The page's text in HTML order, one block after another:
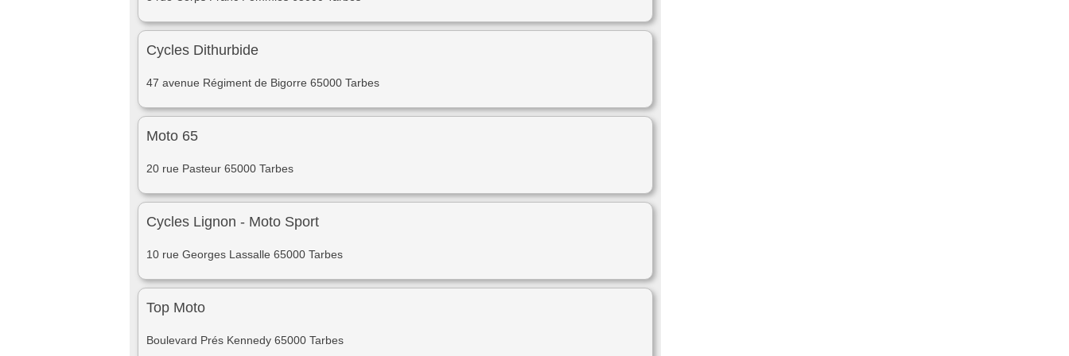
Cycles Dithurbide
47 avenue Régiment de Bigorre 65000 Tarbes
Moto 65
20 rue Pasteur 65000 Tarbes
Cycles Lignon - Moto Sport
10 rue Georges Lassalle 65000 Tarbes
Top Moto
Boulevard Prés Kennedy 65000 Tarbes